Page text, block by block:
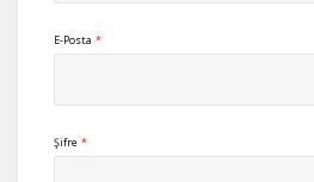
E-Posta *
Şifre *